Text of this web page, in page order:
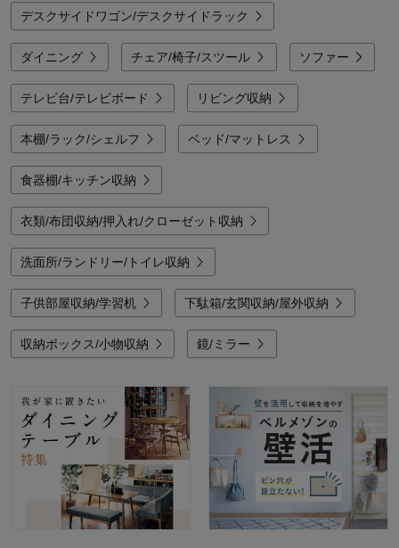
デスクサイドワゴン/デスクサイドラック
ダイニング チェア/椅子/スツール ソファー
テレビ台/テレビボード リビング収納
本棚/ラック/シェルフ ベッド/マットレス
食器棚/キッチン収納
衣類/布団収納/押入れ/クローゼット収納
洗面所/ランドリー/トイレ収納
子供部屋収納/学習机 下駄箱/玄関収納/屋外収納
収納ボックス/小物収納 鏡/ミラー